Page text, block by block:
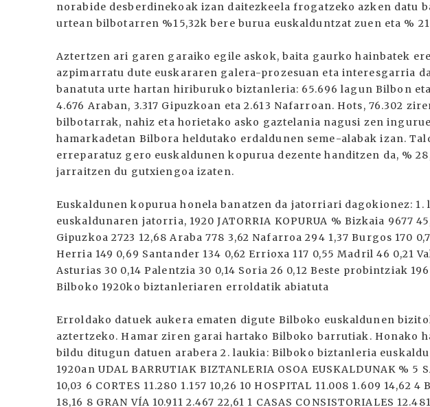
norabide desberdinekoak izan daitezkeela frogatzeko azken datu
urtean bilbotarren %15,32k bere burua euskalduntzat zuen eta %
Aztertzen ari garen garaiko egile askok, baita gaurko hainbatek
azpimarratu dute euskararen galera-prozesuan eta interesgarria
banatuta urte hartan hiriburuko biztanleria: 65.696 lagun Bilbon
4.676 Araban, 3.317 Gipuzkoan eta 2.613 Nafarroan. Hots, 76.302
bilbotarrak, nahiz eta horietako asko gaztelania nagusi zen
hamarkadetan Bilbora heldutako erdaldunen seme-alabak izan.
erreparatuz gero euskaldunen kopurua dezente handitzen da, %
jarraitzen du gutxiengoa izaten.
Euskaldunen kopurua honela banatzen da jatorriari dagokionez:
euskaldunaren jatorria, 1920 JATORRIA KOPURUA % Bizkaia 9677
Gipuzkoa 2723 12,68 Araba 778 3,62 Nafarroa 294 1,37 Burgos 170
Herria 149 0,69 Santander 134 0,62 Errioxa 117 0,55 Madril 46 0,21
Asturias 30 0,14 Palentzia 30 0,14 Soria 26 0,12 Beste probintziak
Bilboko 1920ko biztanleriaren erroldatik abiatuta
Erroldako datuek aukera ematen digute Bilboko euskaldunen
aztertzeko. Hamar ziren garai hartako Bilboko barrutiak. Honako
bildu ditugun datuen arabera 2. laukia: Bilboko biztanleria
1920an UDAL BARRUTIAK BIZTANLERIA OSOA EUSKALDUNAK % 5
10,03 6 CORTES 11.280 1.157 10,26 10 HOSPITAL 11.008 1.609 14,62 4
18,16 8 GRAN VÍA 10.911 2.467 22,61 1 CASAS CONSISTORIALES